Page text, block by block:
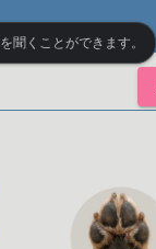
聞くことができます。